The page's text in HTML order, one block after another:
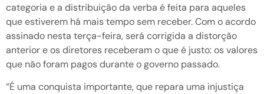
categoria e a distribuição da verba é feita para aqueles
que estiverem há mais tempo sem receber. Com o acordo
assinado nesta terça-feira, será corrigida a distorção
anterior e os diretores receberam o que é justo: os valores
que não foram pagos durante o governo passado.
“É uma conquista importante, que repara uma injustiça